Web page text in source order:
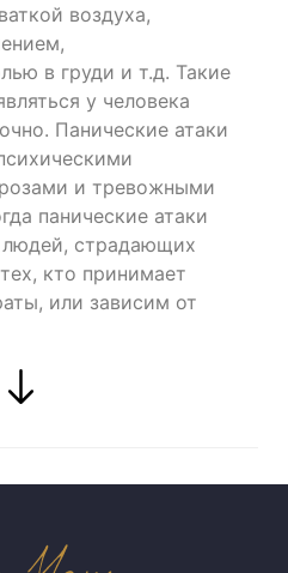
воздуха,
в груди и т.д. Такие
у человека
Панические атаки
и тревожными
панические атаки
людей, страдающих
кто принимает
или зависим от